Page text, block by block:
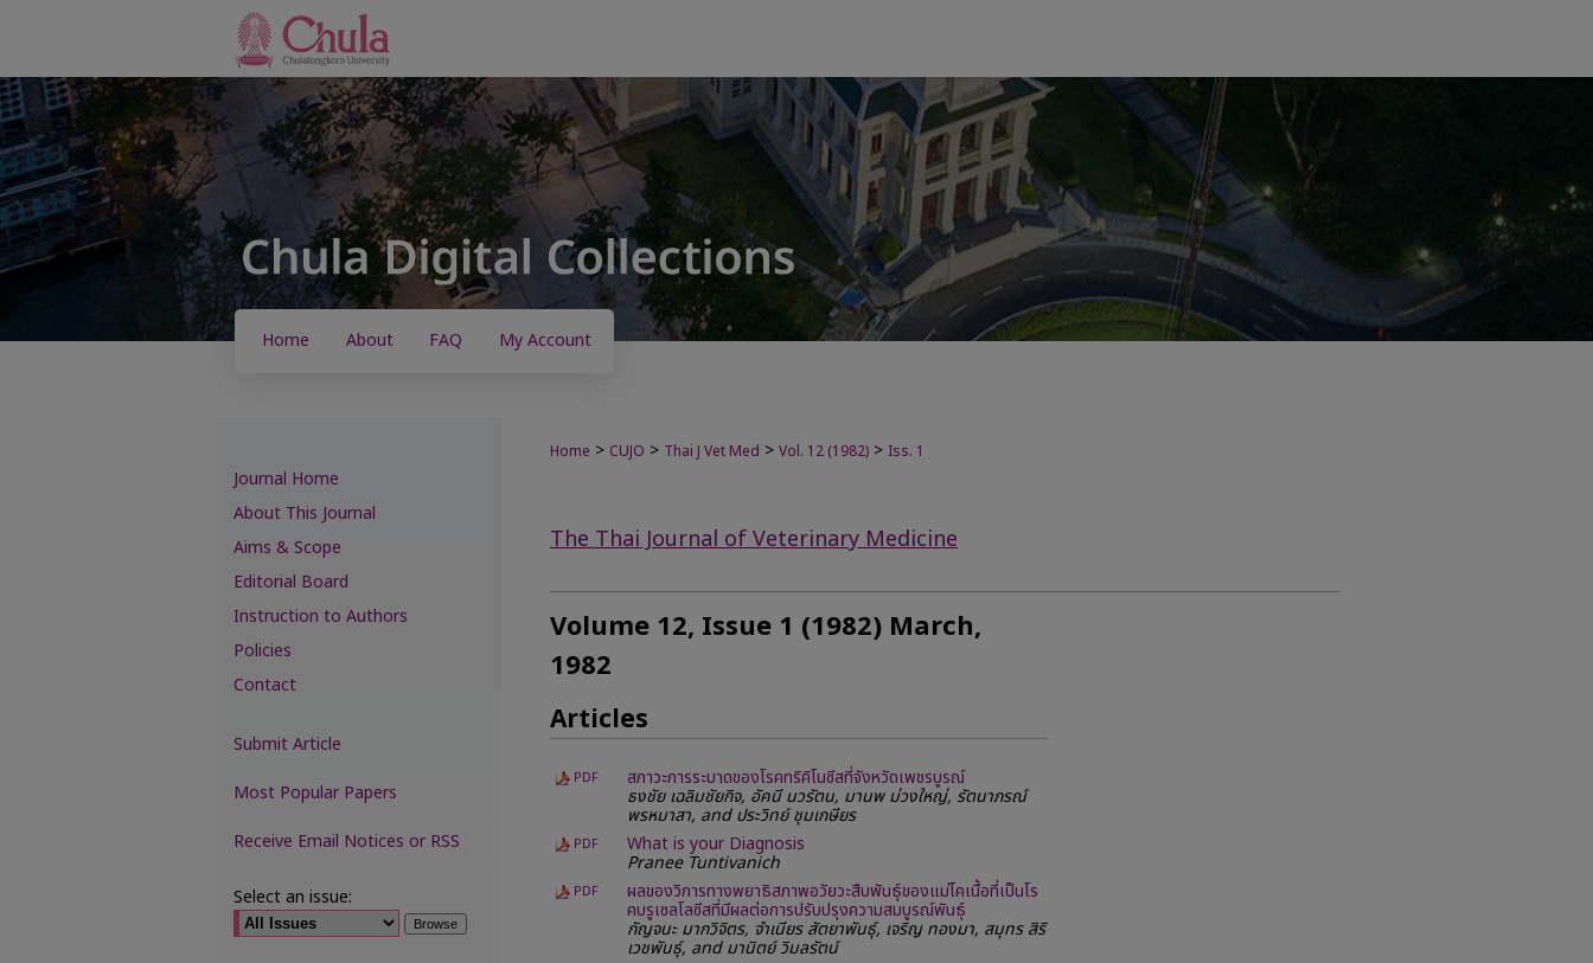
Home About FAQ My Account
Home > CUJO > Thai J Vet Med > Vol. 12 (1982) > Iss. 1
The Thai Journal of Veterinary Medicine
Volume 12, Issue 1 (1982) March,
1982
Articles
PDF สภาวะการระบาดของโรคทริคิโนซีสที่จังหวัดเพชรบูรณ์
ธงชัย เฉลิมชัยกิจ, อัคนี นวรัตน, มานพ ม่วงใหญ่, รัตนาภรณ์
พรหมาสา, and ประวิทย์ ชุมเกษียร
PDF What is your Diagnosis
Pranee Tuntivanich
PDF ผลของวิการทางพยาธิสภาพอวัยวะสืบพันธุ์ของแม่โคเนื้อที่เป็นโร
คบรูเซลโลซีสที่มีผลต่อการปรับปรุงความสมบูรณ์พันธุ์
กัญจนะ มากวิจิตร, จำเนียร สัตยาพันธุ์, เจริญ ทองมา, สมุทร สิริ
เวชพันธุ์, and มานิตย์ วิมลรัตน์
Journal Home
About This Journal
Aims & Scope
Editorial Board
Instruction to Authors
Policies
Contact
Submit Article
Most Popular Papers
Receive Email Notices or RSS
Select an issue: